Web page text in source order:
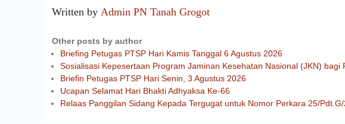
Written by Admin PN Tanah Grogot
Other posts by author
Briefing Petugas PTSP Hari Kamis Tanggal 6 Agustus 2026
Sosialisasi Kepesertaan Program Jaminan Kesehatan Nasional (JKN)
Briefin Petugas PTSP Hari Senin, 3 Agustus 2026
Ucapan Selamat Hari Bhakti Adhyaksa Ke-66
Relaas Panggilan Sidang Kepada Tergugat untuk Nomor Perkara 25/